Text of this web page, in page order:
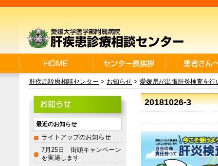
肝疾患診療相談センター > お知らせ > 愛媛県が出張肝炎検査を行
20181026-3
最近のお知らせ
ライトアップのお知らせ
7月25日 街頭キャンペーン
を実施します